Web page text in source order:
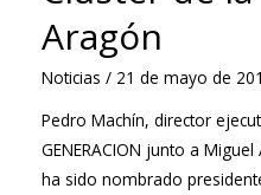
Aragón
Noticias / 21 de mayo de
Pedro Machín, director
GENERACION junto a
ha sido nombrado